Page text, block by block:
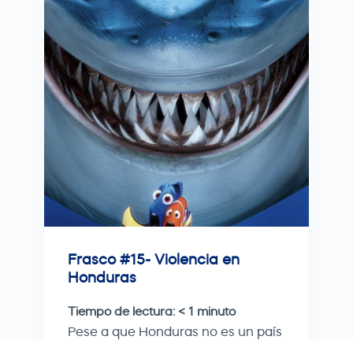
Frasco #15- Violencia en
Honduras
Tiempo de lectura: < 1 minuto
Pese a que Honduras no es un país